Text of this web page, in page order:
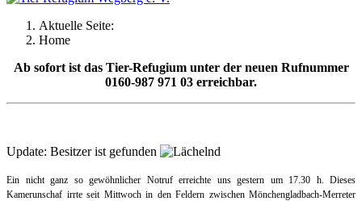
Aktuelle Seite:
Home
Ab sofort ist das Tier-Refugium unter der neuen Rufnummer
0160-987 971 03 erreichbar.
Update: Besitzer ist gefunden
Ein nicht ganz so gewöhnlicher Notruf erreichte uns gestern um 17.30 h. Dieses
Kamerunschaf irrte seit Mittwoch in den Feldern zwischen Mönchengladbach-Merreter